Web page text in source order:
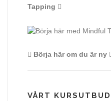
Tapping
Börja här om du är ny
VÅRT KURSUTBUD